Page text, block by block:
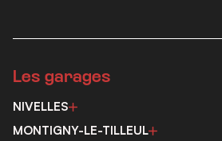
Les garages
NIVELLES
MONTIGNY-LE-TILLEUL